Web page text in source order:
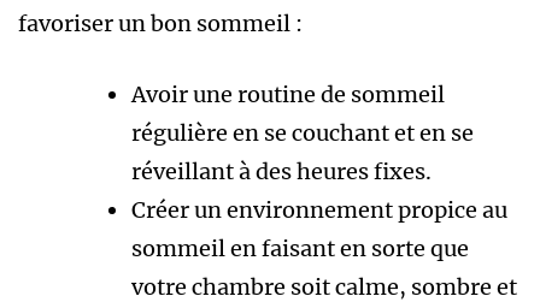
favoriser un bon sommeil :
Avoir une routine de sommeil
régulière en se couchant et en se
réveillant à des heures fixes.
Créer un environnement propice au
sommeil en faisant en sorte que
votre chambre soit calme, sombre et